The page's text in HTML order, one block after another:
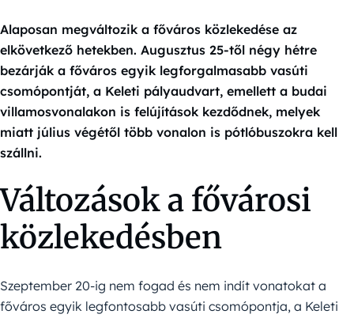
Alaposan megváltozik a főváros közlekedése az
elkövetkező hetekben. Augusztus 25-től négy hétre
bezárják a főváros egyik legforgalmasabb vasúti
csomópontját, a Keleti pályaudvart, emellett a budai
villamosvonalakon is felújítások kezdődnek, melyek
miatt július végétől több vonalon is pótlóbuszokra kell
szállni.
Változások a fővárosi
közlekedésben
Szeptember 20-ig nem fogad és nem indít vonatokat a
főváros egyik legfontosabb vasúti csomópontja, a Keleti